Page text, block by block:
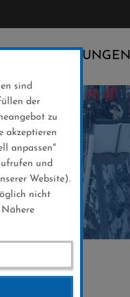
VERANSTALTUNGEN
sind
der
zu
akzeptieren
anpassen"
und
Website).
nicht